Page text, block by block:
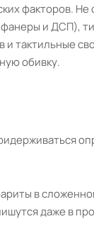
факторов.
и ДСП),
тактильные
обивку.
в
даже в